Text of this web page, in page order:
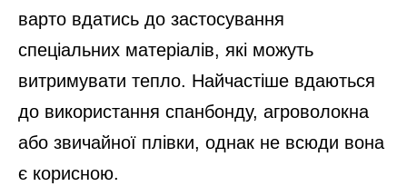
варто вдатись до застосування
спеціальних матеріалів, які можуть
витримувати тепло. Найчастіше вдаються
до використання спанбонду, агроволокна
або звичайної плівки, однак не всюди вона
є корисною.